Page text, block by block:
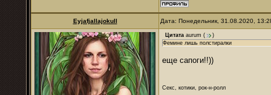
Eyjafjallajokull Дата: Понедельник, 31.08.2020,
Цитата аurum (
)
Фемине лишь полстиралки
еще сапоги!!))
Секс, котики, рок-н-ролл